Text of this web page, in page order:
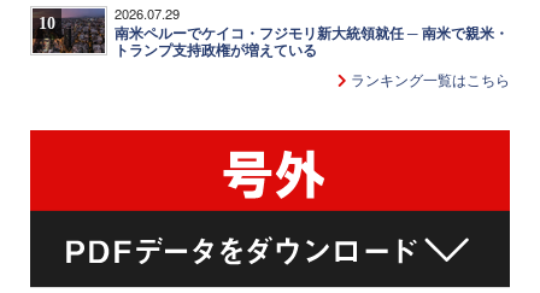
10 2026.07.29
南米ペルーでケイコ・フジモリ新大統領就任 ─ 南米で親米・
トランプ支持政権が増えている
ランキング一覧はこちら